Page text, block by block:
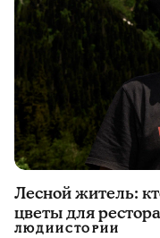
Лесной житель:
цветы для
ЛЮДИИСТОРИИ